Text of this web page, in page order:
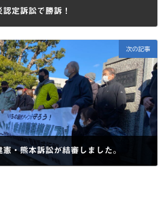
定訴訟で勝訴！
次の記事
・熊本訴訟が結審しました。